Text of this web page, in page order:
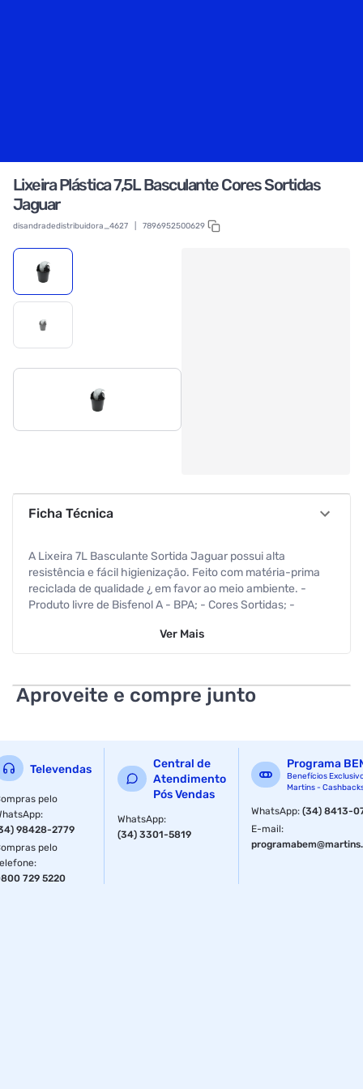
Lixeira Plástica 7,5L Basculante Cores Sortidas
Jaguar
disandradedistribuidora_4627 7896952500629
Ficha Técnica
A Lixeira 7L Basculante Sortida Jaguar possui alta
resistência e fácil higienização. Feito com matéria-prima
reciclada de qualidade ¿ em favor ao meio ambiente. -
Produto livre de Bisfenol A - BPA; - Cores Sortidas; -
Dimensões: 20,0 x 20,0 x 37,0cm
Peso Bruto: 333 g
Especificações
Material Plástico
Material Plástico
Ver Mais
Aproveite e compre junto
Televendas
pelo
:
98428-2779
pelo
:
729 5220
Central de
Atendimento
Pós Vendas
WhatsApp:
(34) 3301-5819
Programa
Benefícios
Martins -
WhatsApp:(34) 8413-
E-mail: